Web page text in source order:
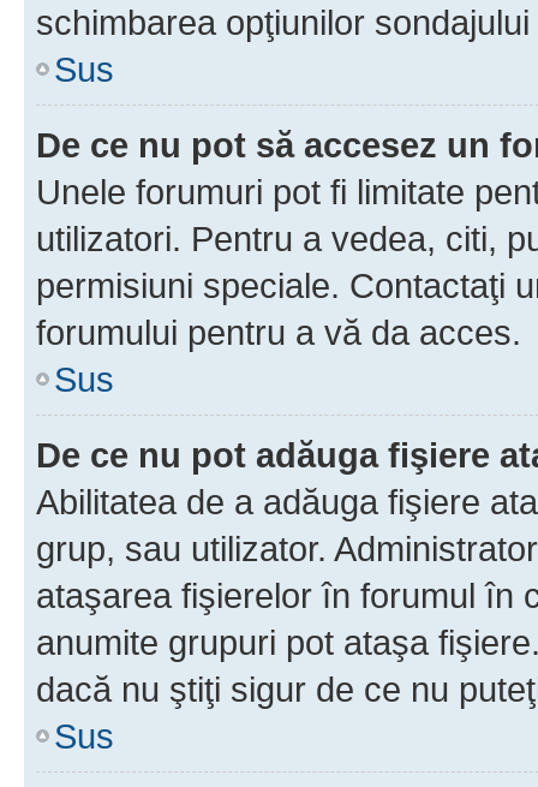
schimbarea opţiunilor
Sus
De ce nu pot să accesez un
Unele forumuri pot fi limitate
utilizatori. Pentru a vedea, citi,
permisiuni speciale. Contactaţi
forumului pentru a vă da acces.
Sus
De ce nu pot adăuga fişiere
Abilitatea de a adăuga fişiere
grup, sau utilizator.
ataşarea fişierelor în forumul în
anumite grupuri pot ataşa
dacă nu ştiţi sigur de ce nu
Sus